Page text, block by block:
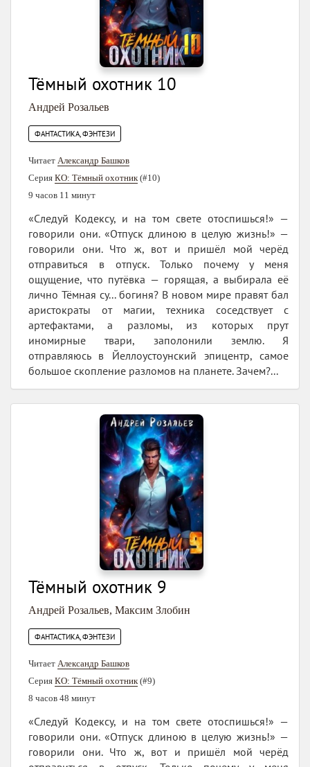
Тёмный охотник 10
Андрей Розальев
ФАНТАСТИКА, ФЭНТЕЗИ
Читает Александр Башков
Серия КО: Тёмный охотник(#10)
9 часов 11 минут
«Следуй Кодексу, и на том свете отоспишься!» —
говорили они. «Отпуск длиною в целую жизнь!» —
говорили они. Что ж, вот и пришёл мой черёд
отправиться в отпуск. Только почему у меня
ощущение, что путёвка — горящая, а выбирала её
лично Тёмная су... богиня? В новом мире правят бал
аристократы от магии, техника соседствует с
артефактами, а разломы, из которых прут
иномирные твари, заполонили землю. Я
отправляюсь в Йеллоустоунский эпицентр, самое
большое скопление разломов на планете. Зачем?...
Тёмный охотник 9
Андрей Розальев, Максим Злобин
ФАНТАСТИКА, ФЭНТЕЗИ
Читает Александр Башков
Серия КО: Тёмный охотник(#9)
8 часов 48 минут
«Следуй Кодексу, и на том свете отоспишься!» —
говорили они. «Отпуск длиною в целую жизнь!» —
говорили они. Что ж, вот и пришёл мой черёд